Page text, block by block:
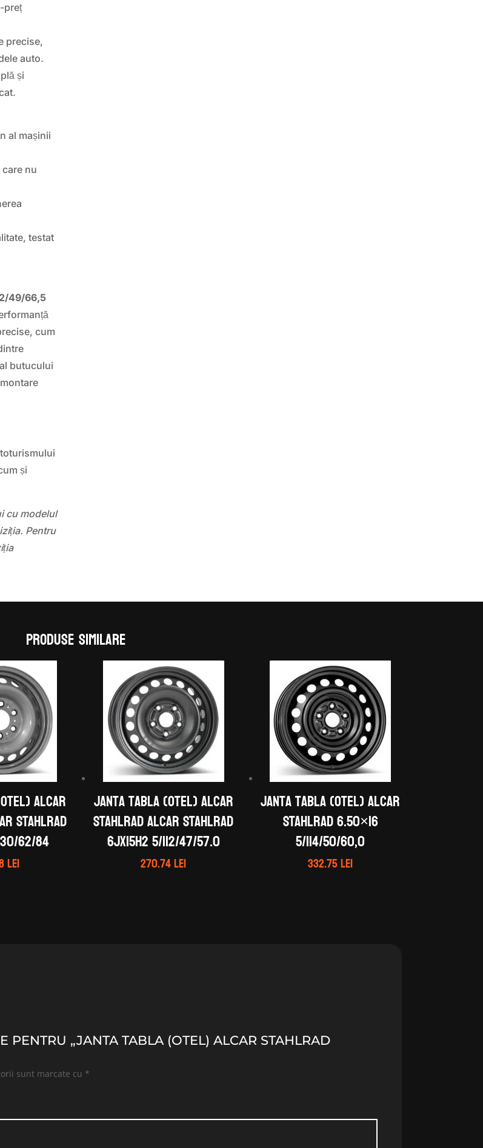
preț
precise,
auto.
și
al mașinii
nu
testat
49/66,5
cum
butucului
și
cu modelul
Pentru
Produse similare
ALCAR
STAHLRAD
62/84
lei
Janta tabla (otel) ALCAR
STAHLRAD ALCAR STAHLRAD
6Jx15H2 5/112/47/57.0
270.74lei
Janta tabla (otel) ALCAR
STAHLRAD 6.50×16
5/114/50/60,0
332.75lei
PENTRU „JANTA TABLA (OTEL) ALCAR STAHLRAD
sunt marcate cu *